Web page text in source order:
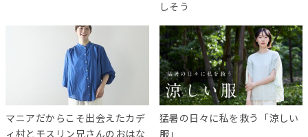
しそう
マニアだからこそ出会えたカデ
ィ村とモスリン兄さんのおはな
猛暑の日々に私を救う「涼しい
服」